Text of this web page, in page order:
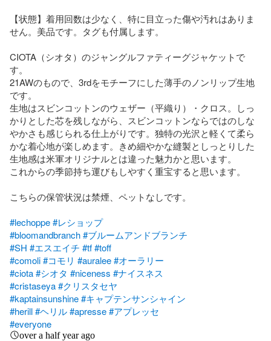
【状態】着用回数は少なく、特に目立った傷や汚れはありま
せん。美品です。タグも付属します。
CIOTA（シオタ）のジャングルファティーグジャケットで
す。
21AWのもので、3rdをモチーフにした薄手のノンリップ生地
です。
生地はスビンコットンのウェザー（平織り）・クロス。しっ
かりとした芯を残しながら、スビンコットンならではのしな
やかさも感じられる仕上がりです。独特の光沢と軽くて柔ら
かな着心地が楽しめます。きめ細やかな縫製としっとりした
生地感は米軍オリジナルとは違った魅力かと思います。
これからの季節持ち運びもしやすく重宝すると思います。
こちらの保管状況は禁煙、ペットなしです。
#lechoppe#レショップ
#bloomandbranch#ブルームアンドブランチ
#SH #エスエイチ #tf#toff
#comoli#コモリ #auralee#オーラリー
#ciota#シオタ #niceness #ナイスネス
#cristaseya#クリスタセヤ
#kaptainsunshine#キャプテンサンシャイン
#herill#ヘリル#apresse#アプレッセ
#everyone
over a half year ago